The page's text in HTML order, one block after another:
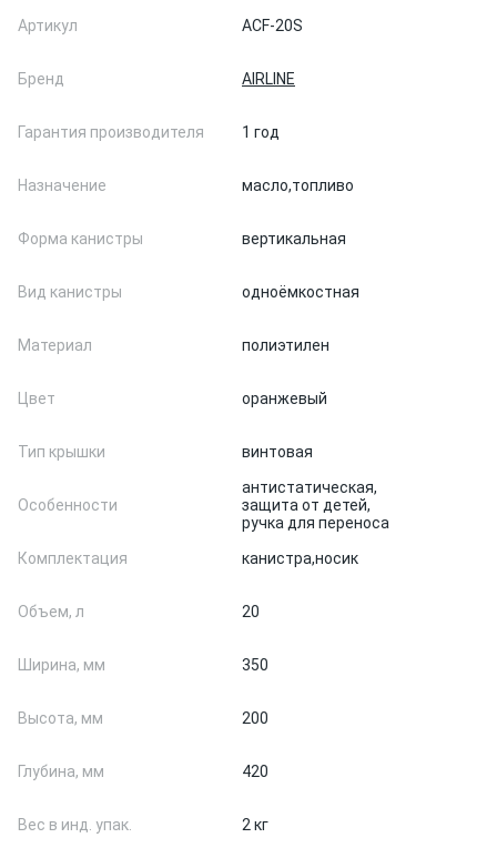
Артикул
ACF-20S
Бренд AIRLINE
Гарантия производителя 1 год
Назначение масло,топливо
Форма канистры вертикальная
Вид канистры одноёмкостная
Материал полиэтилен
Цвет оранжевый
Тип крышки винтовая
Особенности
антистатическая,
защита от детей,
ручка для переноса
Комплектация
канистра,носик
Объем, л 20
Ширина, мм 350
Высота, мм 200
Глубина, мм 420
Вес в инд. упак. 2 кг